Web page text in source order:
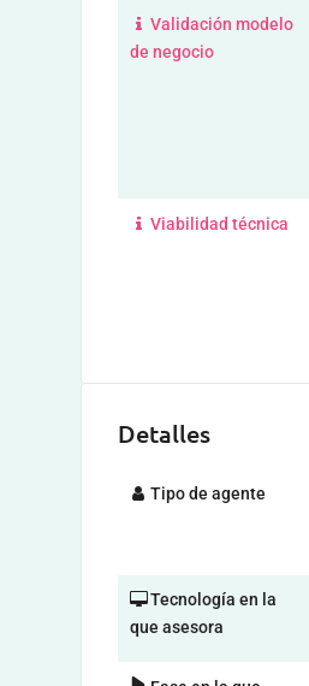
Validación modelo
de negocio
Viabilidad técnica
Detalles
Tipo de agente
Tecnología en la
que asesora